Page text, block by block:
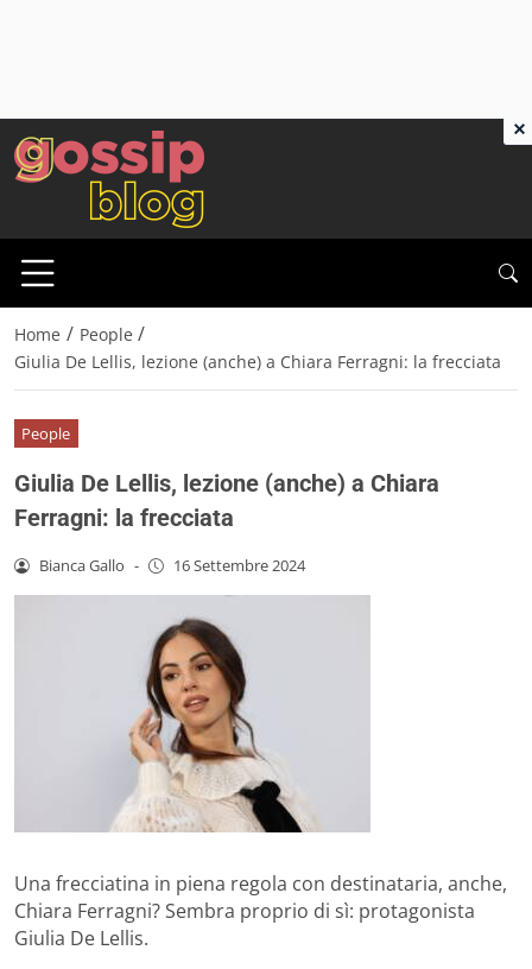
Home / People /
Giulia De Lellis, lezione (anche) a Chiara Ferragni: la frecciata
People
Giulia De Lellis, lezione (anche) a Chiara
Ferragni: la frecciata
Bianca Gallo - 16 Settembre 2024
Una frecciatina in piena regola con destinataria, anche,
Chiara Ferragni? Sembra proprio di sì: protagonista
Giulia De Lellis.
×